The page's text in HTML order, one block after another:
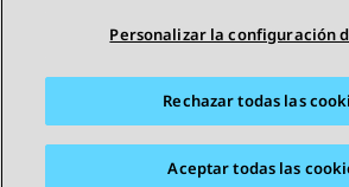
Mapa del sitio Condiciones de Uso
Política de Cookies
Marcas registradas
© 2026 Avaya LLC
Personalizar la configuración
Rechazar todas las
Aceptar todas las